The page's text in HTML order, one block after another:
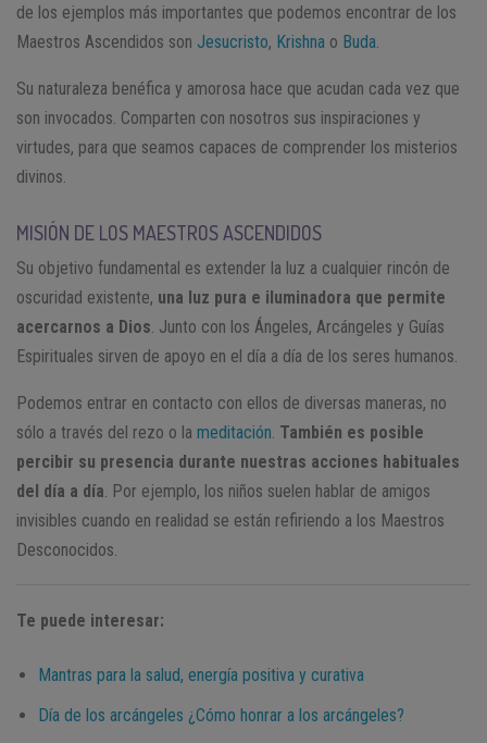
de los ejemplos más importantes que podemos encontrar de los
Maestros Ascendidos son Jesucristo, Krishna o Buda.
Su naturaleza benéfica y amorosa hace que acudan cada vez que
son invocados. Comparten con nosotros sus inspiraciones y
virtudes, para que seamos capaces de comprender los misterios
divinos.
MISIÓN DE LOS MAESTROS ASCENDIDOS
Su objetivo fundamental es extender la luz a cualquier rincón de
oscuridad existente, una luz pura e iluminadora que permite
acercarnos a Dios. Junto con los Ángeles, Arcángeles y Guías
Espirituales sirven de apoyo en el día a día de los seres humanos.
Podemos entrar en contacto con ellos de diversas maneras, no
sólo a través del rezo o la meditación. También es posible
percibir su presencia durante nuestras acciones habituales
del día a día. Por ejemplo, los niños suelen hablar de amigos
invisibles cuando en realidad se están refiriendo a los Maestros
Desconocidos.
Te puede interesar:
Mantras para la salud, energía positiva y curativa
Día de los arcángeles ¿Cómo honrar a los arcángeles?